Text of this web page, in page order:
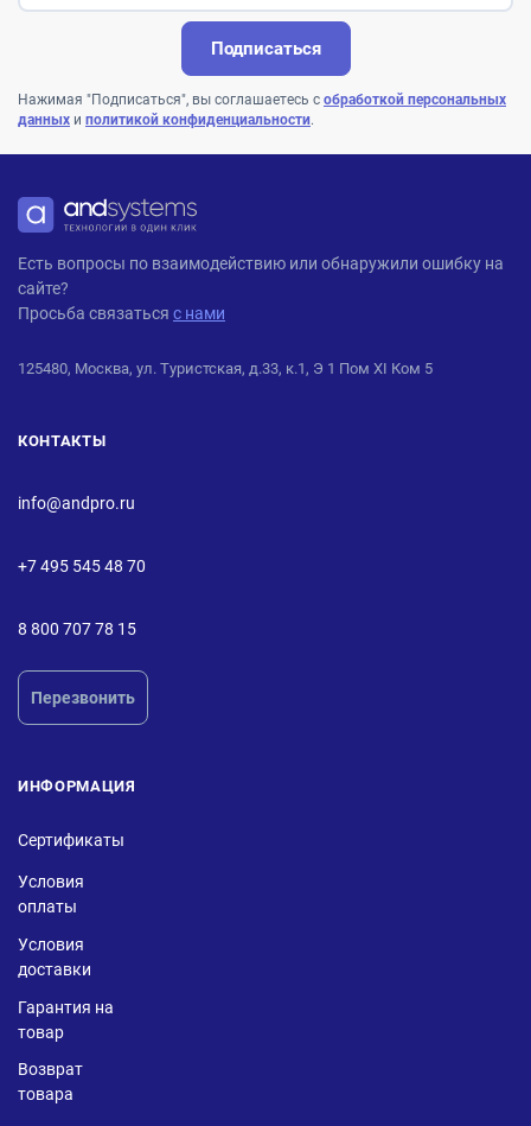
Подписаться
Нажимая "Подписаться", вы соглашаетесь с обработкой персональных
данных и политикой конфиденциальности.
ANDPRO
Есть вопросы по взаимодействию или обнаружили ошибку на
сайте?
Просьба связаться с нами
125480, Москва, ул. Туристская, д.33, к.1, Э 1 Пом XI Ком 5
КОНТАКТЫ
info@andpro.ru
+7 495 545 48 70
8 800 707 78 15
Перезвонить
ИНФОРМАЦИЯ
Сертификаты
Условия
оплаты
Условия
доставки
Гарантия на
товар
Возврат
товара